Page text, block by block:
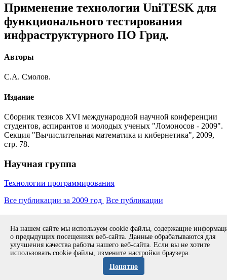
Применение технологии UniTESK для
функционального тестирования
инфраструктурного ПО Грид.
Авторы
С.А. Смолов.
Издание
Сборник тезисов XVI международной научной конференции
студентов, аспирантов и молодых ученых "Ломоносов - 2009".
Секция "Вычислительная математика и кибернетика", 2009,
стр. 78.
Научная группа
Технологии программирования
Все публикации за 2009 год Все публикации
Copyright © 1994-2026 ИСП РАН. 109004, г. Москва, ул. А.
Солженицына, дом 25.Противодействие коррупции.
Разработка безопасного программного обеспечения (РБПО)
Продолжая использовать наш сайт, вы даете согласие на
обработку файлов cookies и других пользовательских данных,
Политикой конфиденциальности
На нашем сайте мы используем cookie файлы, содержащие
о предыдущих посещениях веб-сайта. Данные обрабатываются для
улучшения качества работы нашего веб-сайта. Если вы не хотите
использовать cookie файлы, измените настройки браузера.
Понятно